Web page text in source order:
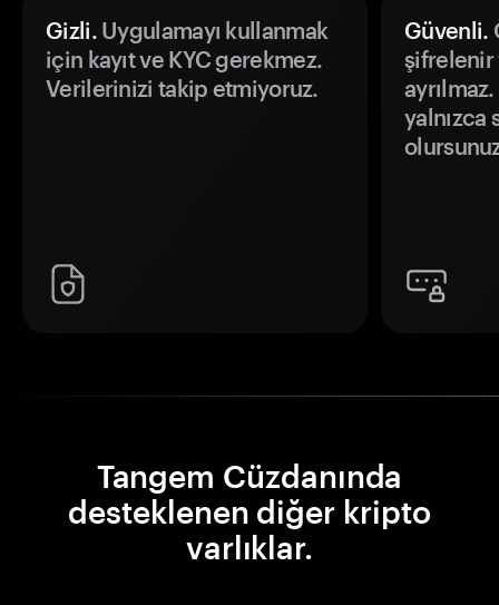
Gizli.Uygulamayı kullanmak
için kayıt ve KYC gerekmez.
Verilerinizi takip etmiyoruz.
Güvenli.
şifrelenir
yalnızca
Tangem Cüzdanında
desteklenen diğer kripto
varlıklar.